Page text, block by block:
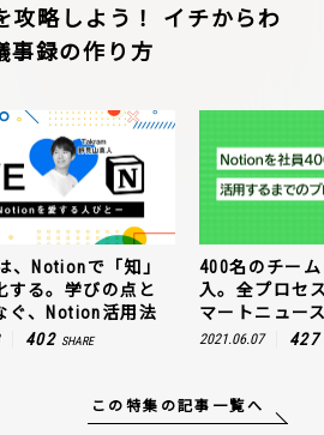
攻略しよう！ イチからわ
事録の作り方
、Notionで「知」
する。学びの点と
ぐ、Notion活用法
402 SHARE
400名のチー
入。全プロセ
マートニュー
2021.06.07 427
この特集の記事一覧へ